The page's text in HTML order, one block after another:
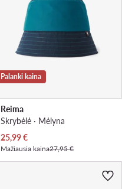
Palanki kaina
Reima
Skrybėlė · Mėlyna
Dabartinė kaina
25,99€
Mažiausia kaina27,95 €